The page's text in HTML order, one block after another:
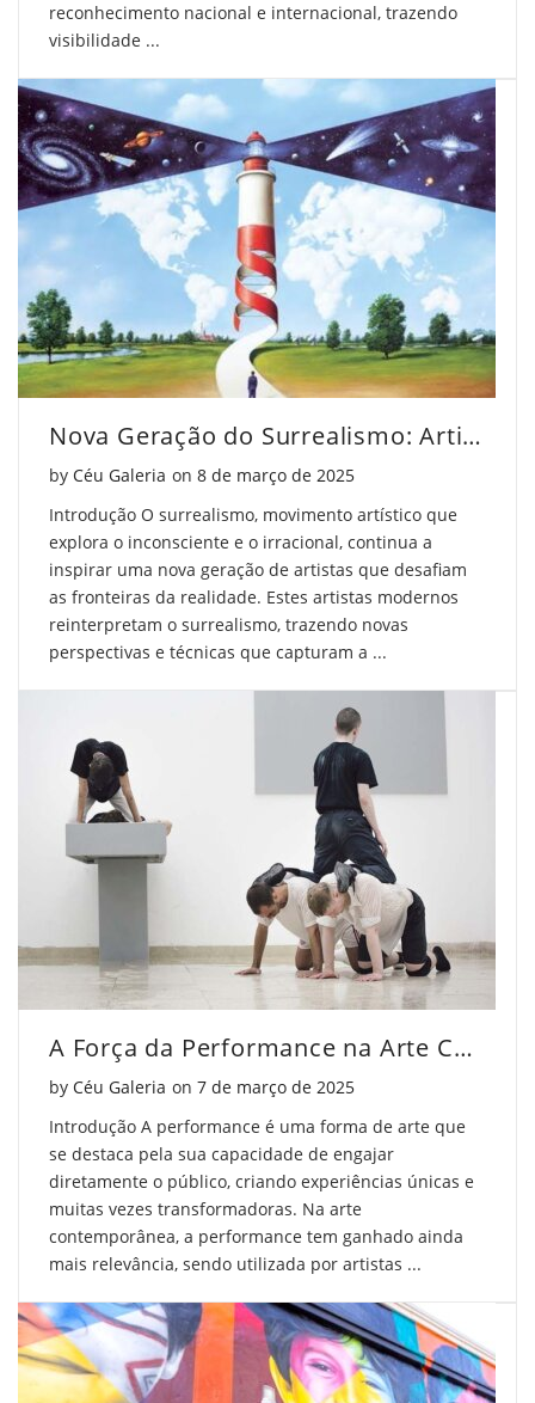
reconhecimento nacional e internacional, trazendo
visibilidade ...
Nova Geração do Surrealismo: Artistas que Inspiram
by Céu Galeria on Posted on
8 de março de 2025
Introdução O surrealismo, movimento artístico que
explora o inconsciente e o irracional, continua a
inspirar uma nova geração de artistas que desafiam
as fronteiras da realidade. Estes artistas modernos
reinterpretam o surrealismo, trazendo novas
perspectivas e técnicas que capturam a ...
A Força da Performance na Arte Contemporânea
by Céu Galeria on Posted on
7 de março de 2025
Introdução A performance é uma forma de arte que
se destaca pela sua capacidade de engajar
diretamente o público, criando experiências únicas e
muitas vezes transformadoras. Na arte
contemporânea, a performance tem ganhado ainda
mais relevância, sendo utilizada por artistas ...